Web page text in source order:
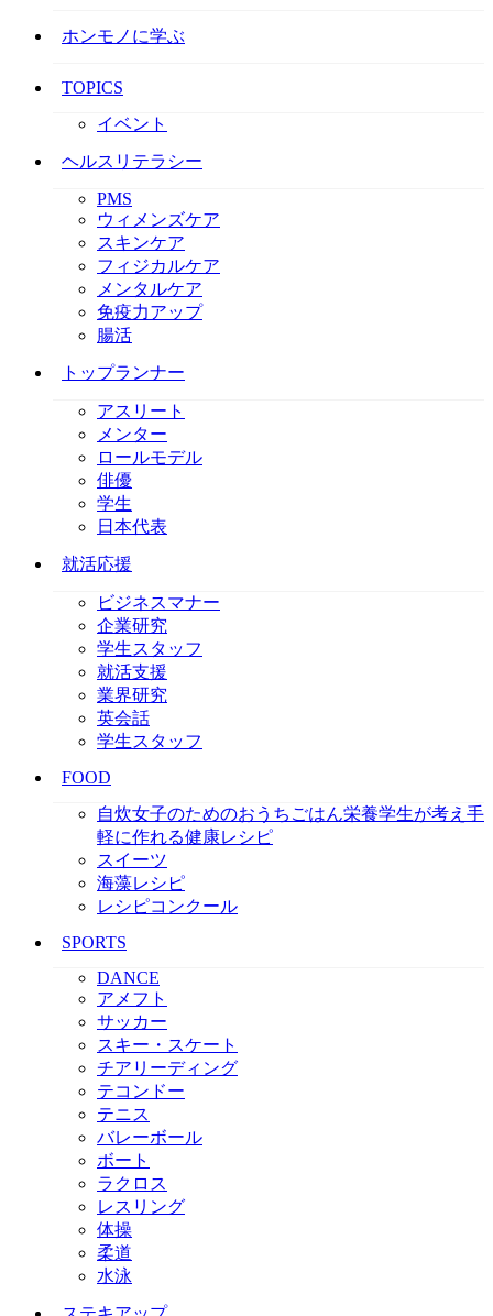
ホンモノに学ぶ
TOPICS
イベント
ヘルスリテラシー
PMS
ウィメンズケア
スキンケア
フィジカルケア
メンタルケア
免疫力アップ
腸活
トップランナー
アスリート
メンター
ロールモデル
俳優
学生
日本代表
就活応援
ビジネスマナー
企業研究
学生スタッフ
就活支援
業界研究
英会話
学生スタッフ
FOOD
自炊女子のためのおうちごはん栄養学生が考え手
軽に作れる健康レシピ
スイーツ
海藻レシピ
レシピコンクール
SPORTS
DANCE
アメフト
サッカー
スキー・スケート
チアリーディング
テコンドー
テニス
バレーボール
ボート
ラクロス
レスリング
体操
柔道
水泳